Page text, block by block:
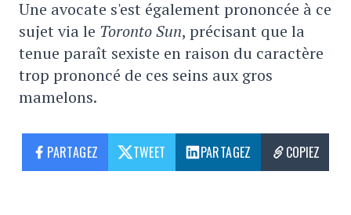
Une avocate s'est également prononcée à ce
sujet via le Toronto Sun, précisant que la
tenue paraît sexiste en raison du caractère
trop prononcé de ces seins aux gros
mamelons.
PARTAGEZ TWEET PARTAGEZ COPIEZ